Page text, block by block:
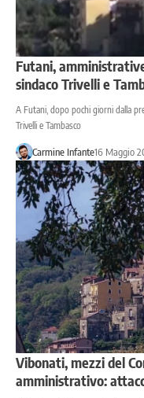
Futani,
sindaco Trivelli e
A Futani, dopo pochi giorni dalla
Trivelli e Tambasco
Carmine Infante16 Maggio
Vibonati, mezzi del
amministrativo: